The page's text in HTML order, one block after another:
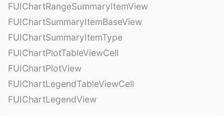
FUIChartRangeSummaryItemView
FUIChartSummaryItemBaseView
FUIChartSummaryItemType
FUIChartPlotTableViewCell
FUIChartPlotView
FUIChartLegendTableViewCell
FUIChartLegendView